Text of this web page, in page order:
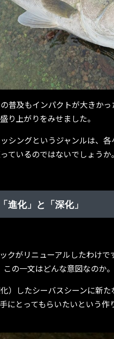
普及もインパクトが大きか
り上がりをみせました。
シングというジャンルは、
ているのではないでしょうか。
進化」と「深化」
クがリニューアルしたわけで
の一文はどんな意図なのか。
）したシーバスシーンに新
にとってもらいたいという